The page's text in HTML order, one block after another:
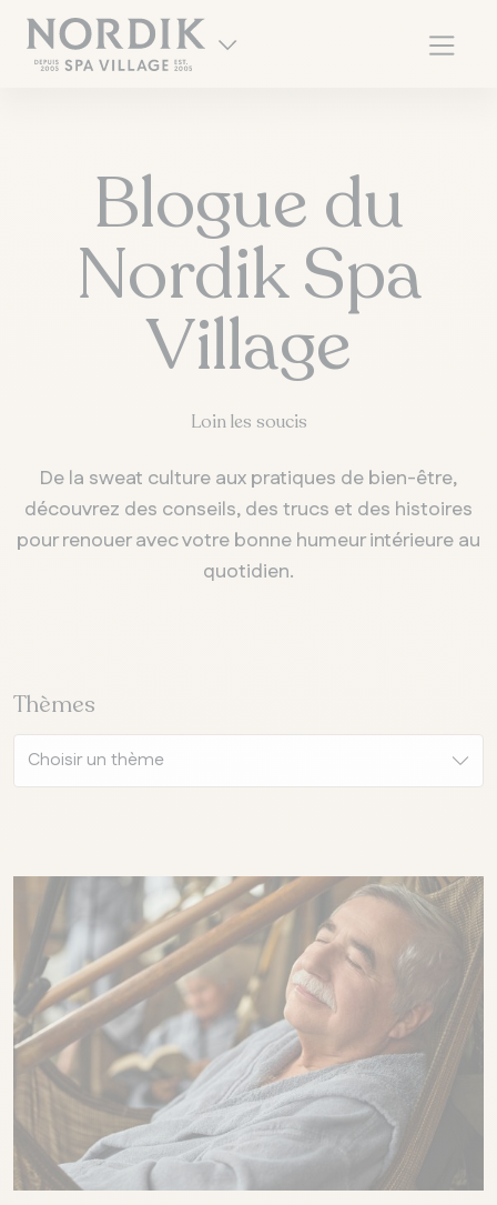
Blogue du
Nordik Spa
Village
Loin l es soucis
De la sweat culture aux pratiques de bien-être,
découvrez des conseils, des trucs et des histoires
pour renouer avec votre bonne humeur intérieure au
quotidien.
Thèmes